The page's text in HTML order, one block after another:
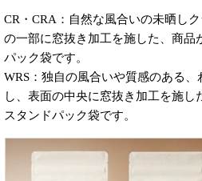
CR・CRA：自然な風合いの未晒し
の一部に窓抜き加工を施した、商品
パック袋です。
WRS：独自の風合いや質感のある
し、表面の中央に窓抜き加工を施
スタンドパック袋です。